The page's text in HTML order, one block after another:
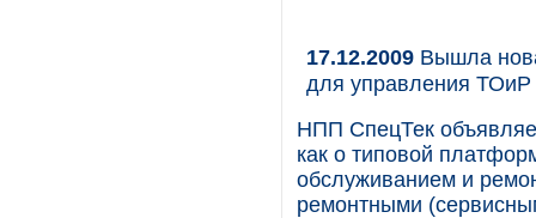
17.12.2009 Вышла
для управления ТОиР
НПП СпецТек
как о типовой
обслуживанием и
ремонтными